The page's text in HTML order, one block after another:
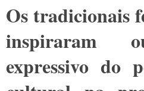
Os tradicionais
inspiraram
expressivo do